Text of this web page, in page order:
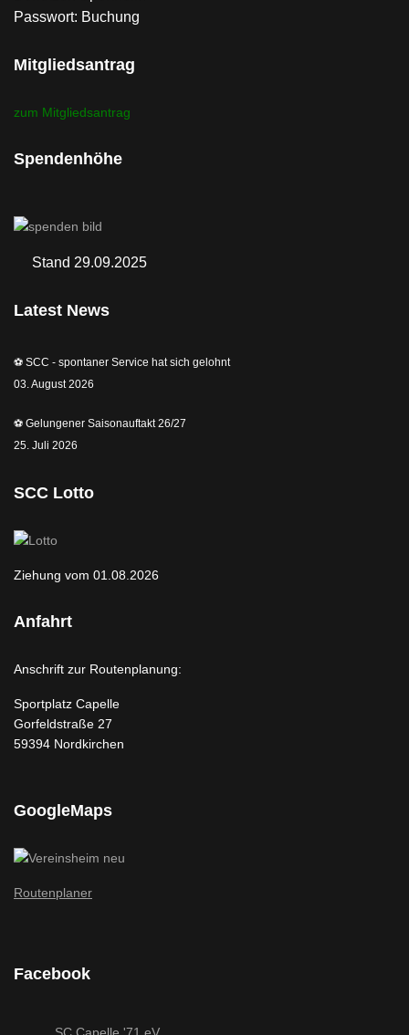
Passwort: Buchung
Mitgliedsantrag
zum Mitgliedsantrag
Spendenhöhe
Stand 29.09.2025
Latest News
⚽️ SCC - spontaner Service hat sich gelohnt
03. August 2026
⚽️ Gelungener Saisonauftakt 26/27
25. Juli 2026
SCC Lotto
Ziehung vom 01.08.2026
Anfahrt
Anschrift zur Routenplanung:
Sportplatz Capelle
Gorfeldstraße 27
59394 Nordkirchen
GoogleMaps
Routenplaner
Facebook